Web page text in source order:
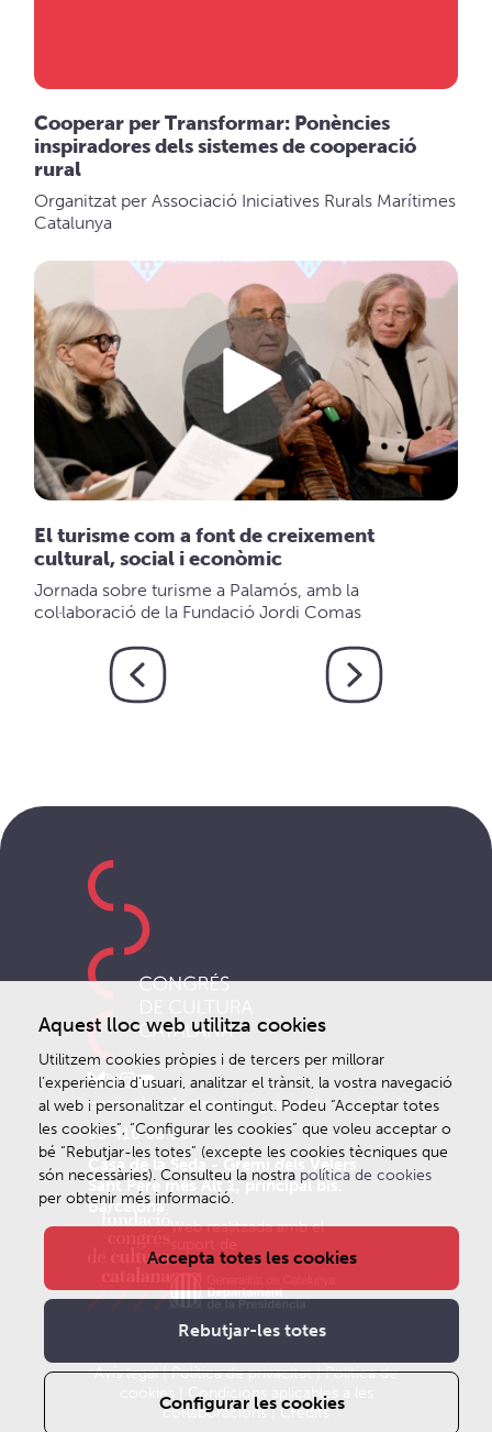
Cooperar per Transformar: Ponències
inspiradores dels sistemes de cooperació
rural
Organitzat per Associació Iniciatives Rurals Marítimes
Catalunya
El turisme com a font de creixement
cultural, social i econòmic
Jornada sobre turisme a Palamós, amb la
col·laboració de la Fundació Jordi Comas
comunicacio@noucongres.cat
93 410 68 66
Casa de la Seda - Gremi dels Velers
Sant Pere més Alt 1, principal bis.
Barcelona
Web realitzada amb el
Avís legal|Política de privacitat|Politica de
cookies
Condicions aplicables a les
col·laboracions| Crèdits
Aquest lloc web utilitza cookies
Utilitzem cookies pròpies i de tercers per millorar
l’experiència d’usuari, analitzar el trànsit, la vostra navegació
al web i personalitzar el contingut. Podeu “Acceptar totes
les cookies”, “Configurar les cookies” que voleu acceptar o
bé “Rebutjar-les totes” (excepte les cookies tècniques que
són necessàries). Consulteu la nostra política de cookies
per obtenir més informació.
Accepta totes les cookies
Rebutjar-les totes
Configurar les cookies